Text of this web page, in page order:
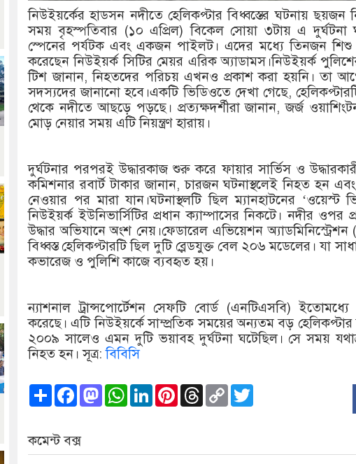
নিউইয়র্কের হাডসন নদীতে হেলিকপ্টার বিধ্বস্তের ঘটনায় ছয়জন
সময় বৃহস্পতিবার (১০ এপ্রিল) বিকেল সোয়া ৩টায় এ দুর্ঘটনা
স্পেনের পর্যটক এবং একজন পাইলট। এদের মধ্যে তিনজন শিশু
করেছেন নিউইয়র্ক সিটির মেয়র এরিক অ্যাডামস।নিউইয়র্ক
টিশ জানান, নিহতদের পরিচয় এখনও প্রকাশ করা হয়নি। তা
সদস্যদের জানানো হবে।একটি ভিডিওতে দেখা গেছে,
থেকে নদীতে আছড়ে পড়ছে। প্রত্যক্ষদর্শীরা জানান, জর্জ
মোড় নেয়ার সময় এটি নিয়ন্ত্রণ হারায়।
দুর্ঘটনার পরপরই উদ্ধারকাজ শুরু করে ফায়ার সার্ভিস ও
কমিশনার রবার্ট টাকার জানান, চারজন ঘটনাস্থলেই নিহত হন
নেওয়ার পর মারা যান।ঘটনাস্থলটি ছিল ম্যানহাটনের ‘ওয়েস্ট
নিউইয়র্ক ইউনিভার্সিটির প্রধান ক্যাম্পাসের নিকটে। নদীর
উদ্ধার অভিযানে অংশ নেয়।ফেডারেল এভিয়েশন
বিধ্বস্ত হেলিকপ্টারটি ছিল দুটি ব্লেডযুক্ত বেল ২০৬ মডেলের। যা
কভারেজ ও পুলিশি কাজে ব্যবহৃত হয়।
ন্যাশনাল ট্রান্সপোর্টেশন সেফটি বোর্ড (এনটিএসবি)
করেছে। এটি নিউইয়র্কে সাম্প্রতিক সময়ের অন্যতম বড়
২০০৯ সালেও এমন দুটি ভয়াবহ দুর্ঘটনা ঘটেছিল। সে সময়
নিহত হন। সূত্র:বিবিসি
ShareFacebook
Mastodon
WhatsApp
LinkedInPinterest
Threads
Copy
Link
কমেন্ট বক্স